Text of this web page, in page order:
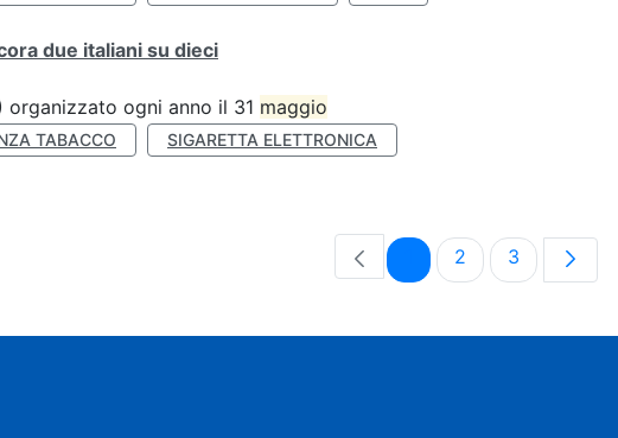
due italiani su dieci
organizzato ogni anno il 31 maggio
TABACCO
SIGARETTA ELETTRONICA
PaginaPagina
2 Pagina
3